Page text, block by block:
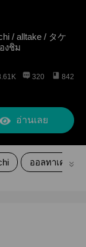
/ alltake / タケ
งชิม
320 842
อ่านเลย
ออลทาเค